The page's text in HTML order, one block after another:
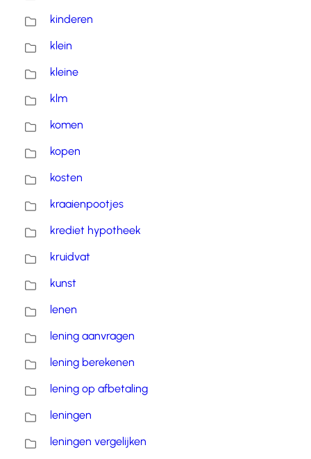
kinderen
klein
kleine
klm
komen
kopen
kosten
kraaienpootjes
krediet hypotheek
kruidvat
kunst
lenen
lening aanvragen
lening berekenen
lening op afbetaling
leningen
leningen vergelijken